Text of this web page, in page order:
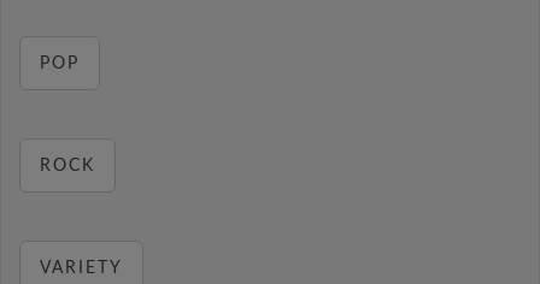
POP
ROCK
VARIETY